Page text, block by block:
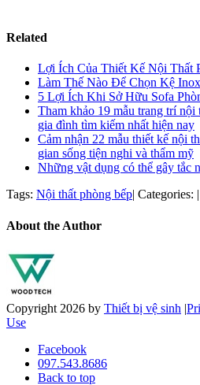
Related
Lợi Ích Của Thiết Kế Nội Thất
Làm Thế Nào Để Chọn Kệ
5 Lợi Ích Khi Sở Hữu Sofa
Tham khảo 19 mẫu trang trí nội
gia đình tìm kiếm nhất hiện nay
Cảm nhận 22 mẫu thiết kế nội
gian sống tiện nghi và thẩm mỹ
Những vật dụng có thể gây tắc
Tags: Nội thất phòng bếp| Categories: |
About the Author
Copyright 2026 by Thiết bị vệ sinh |
Use
Facebook
097.543.8686
Back to top